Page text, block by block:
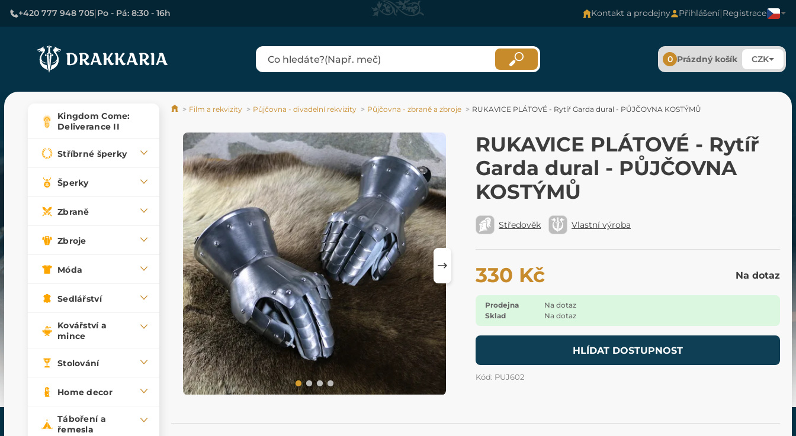
+420 777 948 705|Po - Pá: 8:30 - 16h Kontakt a prodejny Přihlášení|Registrace
0 Prázdný košík CZK
Kingdom Come:
Deliverance II
Stříbrné šperky
Šperky
Zbraně
Zbroje
Móda
Sedlářství
Kovářství a
mince
Stolování
Home decor
Táboření a
řemesla
Film a rekvizity Půjčovna - divadelní rekvizity Půjčovna - zbraně a zbroje RUKAVICE PLÁTOVÉ - Rytíř Garda dural - PŮJČOVNA KOSTÝMŮ
RUKAVICE PLÁTOVÉ - Rytíř
Garda dural - PŮJČOVNA
KOSTÝMŮ
Středověk Vlastní výroba
330 Kč Na dotaz
Prodejna
Na dotaz
Sklad
Na dotaz
HLÍDAT DOSTUPNOST
Kód: PUJ602